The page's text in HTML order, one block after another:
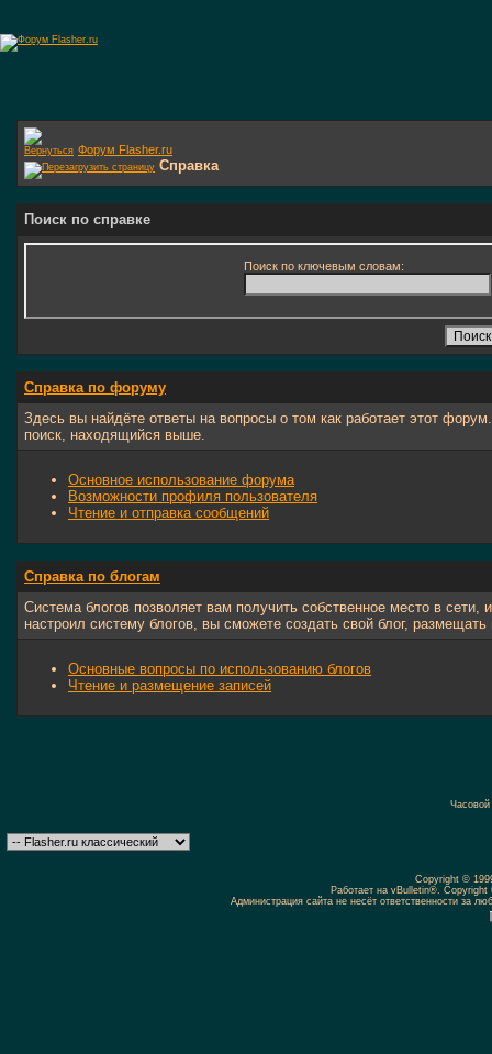
Форум Flasher.ru
Справка
Поиск по справке
Поиск по ключевым словам:
Справка по форуму
Здесь вы найдёте ответы на вопросы о том как работает этот
поиск, находящийся выше.
Основное использование форума
Возможности профиля пользователя
Чтение и отправка сообщений
Справка по блогам
Система блогов позволяет вам получить собственное место в
настроил систему блогов, вы сможете создать свой блог,
Основные вопросы по использованию блогов
Чтение и размещение записей
Copyright ©
Работает на vBulletin®.
Администрация сайта не несёт ответственности за